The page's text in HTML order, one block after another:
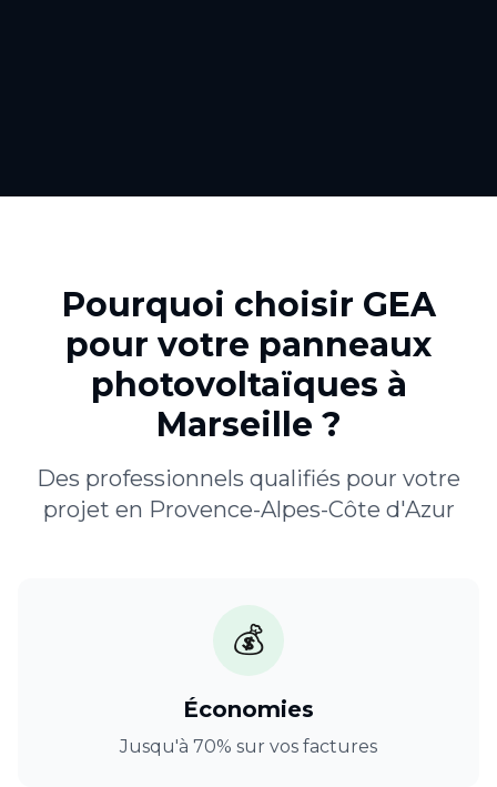
Pourquoi choisir GEA
pour votre panneaux
photovoltaïques à
Marseille ?
Des professionnels qualifiés pour votre
projet en Provence-Alpes-Côte d'Azur
💰
Économies
Jusqu'à 70% sur vos factures